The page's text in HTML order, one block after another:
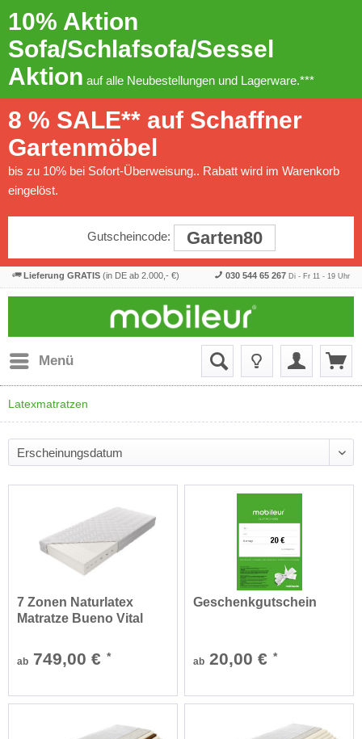
10% Aktion
Sofa/Schlafsofa/Sessel
Aktion auf alle Neubestellungen und Lagerware.***
8 % SALE** auf Schaffner
Gartenmöbel
bis zu 10% bei Sofort-Überweisung.. Rabatt wird im Warenkorb
eingelöst.
Gutscheincode: Garten80
Lieferung GRATIS (in DE ab 2.000,- €) 030 544 65 267 Di - Fr 11 - 19 Uhr
Menü
Latexmatratzen
7 Zonen Naturlatex
Matratze Bueno Vital
ab 749,00 € *
Geschenkgutschein
ab 20,00 € *